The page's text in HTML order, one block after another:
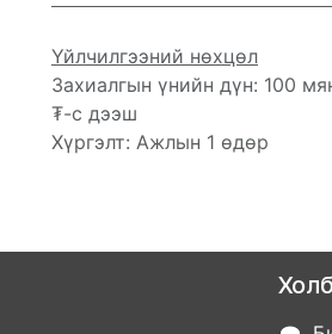
Үйлчилгээний нөхцөл
Захиалгын үнийн дүн: 100
₮-с дээш
Хүргэлт: Ажлын 1 өдөр